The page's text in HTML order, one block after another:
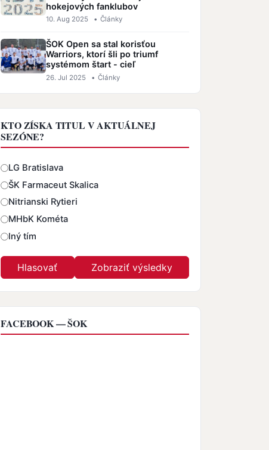
hokejových fanklubov
10. Aug 2025 • Články
ŠOK Open sa stal korisťou
Warriors, ktorí šli po triumf
systémom štart - cieľ
26. Jul 2025 • Články
KTO ZÍSKA TITUL V AKTUÁLNEJ
SEZÓNE?
Odpovede
LG Bratislava
ŠK Farmaceut Skalica
Nitrianski Rytieri
MHbK Kométa
Iný tím
FACEBOOK — ŠOK